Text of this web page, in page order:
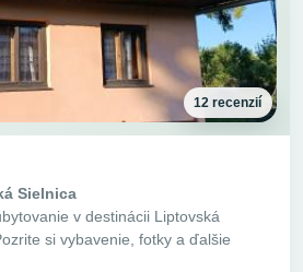
12 recenzií
Sielnica
v destinácii Liptovská
si vybavenie, fotky a ďalšie